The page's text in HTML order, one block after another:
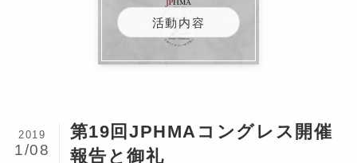
活動内容
第19回JPHMAコングレス開催
報告と御礼
2019
1/08